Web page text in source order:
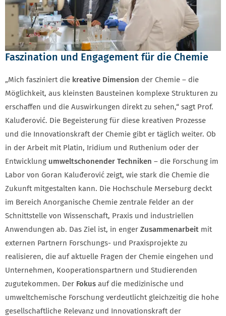
Faszination und Engagement für die Chemie
„Mich fasziniert die kreative Dimension der Chemie – die
Möglichkeit, aus kleinsten Bausteinen komplexe Strukturen zu
erschaffen und die Auswirkungen direkt zu sehen,“ sagt Prof.
Kaluđerović. Die Begeisterung für diese kreativen Prozesse
und die Innovationskraft der Chemie gibt er täglich weiter. Ob
in der Arbeit mit Platin, Iridium und Ruthenium oder der
Entwicklung umweltschonender Techniken – die Forschung im
Labor von Goran Kaluđerović zeigt, wie stark die Chemie die
Zukunft mitgestalten kann. Die Hochschule Merseburg deckt
im Bereich Anorganische Chemie zentrale Felder an der
Schnittstelle von Wissenschaft, Praxis und industriellen
Anwendungen ab. Das Ziel ist, in enger Zusammenarbeit mit
externen Partnern Forschungs- und Praxisprojekte zu
realisieren, die auf aktuelle Fragen der Chemie eingehen und
Unternehmen, Kooperationspartnern und Studierenden
zugutekommen. Der Fokus auf die medizinische und
umweltchemische Forschung verdeutlicht gleichzeitig die hohe
gesellschaftliche Relevanz und Innovationskraft der